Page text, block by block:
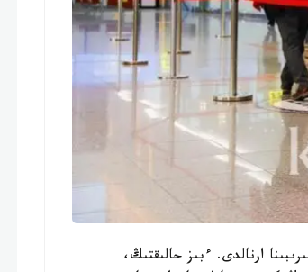
ارنالدى. ءبىز حالىقتىڭ،